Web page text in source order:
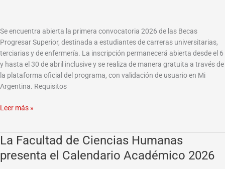
Se encuentra abierta la primera convocatoria 2026 de las Becas
Progresar Superior, destinada a estudiantes de carreras universitarias,
terciarias y de enfermería. La inscripción permanecerá abierta desde el 6
y hasta el 30 de abril inclusive y se realiza de manera gratuita a través de
la plataforma oficial del programa, con validación de usuario en Mi
Argentina. Requisitos
Superior
2026
Leer más »
La Facultad de Ciencias Humanas
presenta el Calendario Académico 2026
La
de